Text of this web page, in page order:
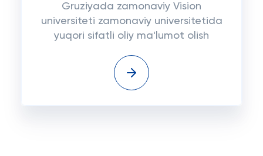
Gruziyada zamonaviy Vision
universiteti zamonaviy universitetida
yuqori sifatli oliy ma'lumot olish